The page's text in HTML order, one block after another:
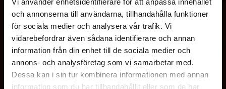
och annonserna till användarna, tillhandahålla funktioner
för sociala medier och analysera vår trafik. Vi
vidarebefordrar även sådana identifierare och annan
information från din enhet till de sociala medier och
annons- och analysföretag som vi samarbetar med.
Dessa kan i sin tur kombinera informationen med annan
information som du har tillhandahållit eller som de har